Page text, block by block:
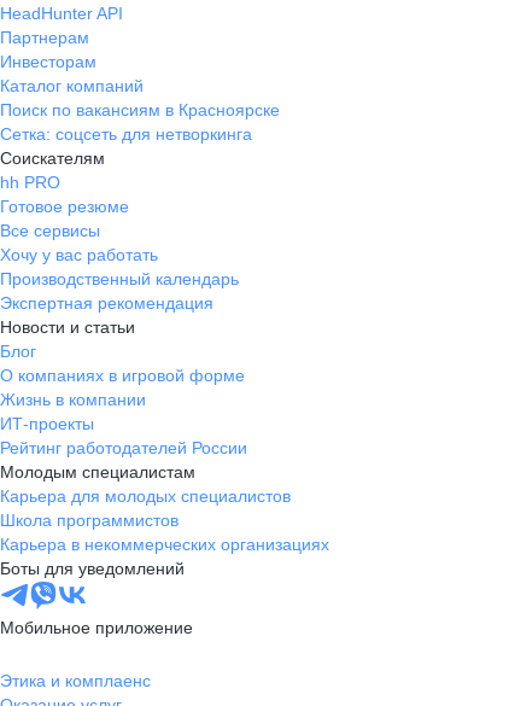
HeadHunter API
Партнерам
Инвесторам
Каталог компаний
Поиск по вакансиям в Красноярске
Сетка: соцсеть для нетворкинга
Соискателям
hh PRO
Готовое резюме
Все сервисы
Хочу у вас работать
Производственный календарь
Экспертная рекомендация
Новости и статьи
Блог
О компаниях в игровой форме
Жизнь в компании
ИТ-проекты
Рейтинг работодателей России
Молодым специалистам
Карьера для молодых специалистов
Школа программистов
Карьера в некоммерческих организациях
Боты для уведомлений
Мобильное приложение
Этика и комплаенс